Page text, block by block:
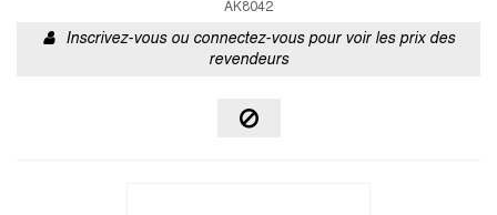
AK8042
Inscrivez-vous ou connectez-vous pour voir les prix des
revendeurs